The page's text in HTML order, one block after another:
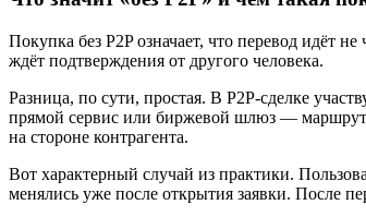
Покупка без P2P означает, что перевод идёт
ждёт подтверждения от другого человека.
Разница, по сути, простая. В P2P-сделке
прямой сервис или биржевой шлюз — маршрут
на стороне контрагента.
Вот характерный случай из практики.
менялись уже после открытия заявки. После